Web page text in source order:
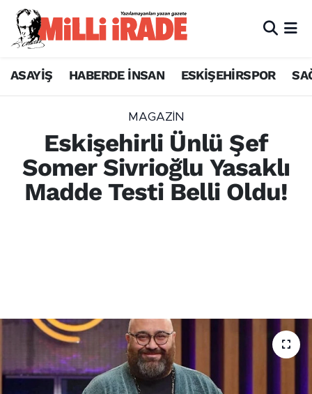
ASAYİŞ HABERDE İNSAN ESKİŞEHİRSPOR
MAGAZİN
Eskişehirli Ünlü Şef
Somer Sivrioğlu Yasaklı
Madde Testi Belli Oldu!